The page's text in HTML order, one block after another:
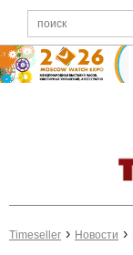
Timeseller Новости